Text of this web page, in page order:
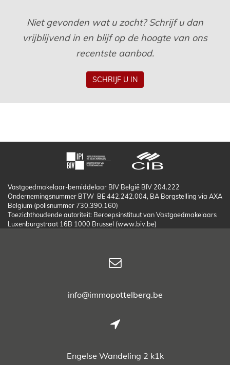
Niet gevonden wat u zocht? Schrijf u dan
vrijblijvend in en blijf op de hoogte van ons
recentste aanbod.
SCHRIJF U IN
Vastgoedmakelaar-bemiddelaar BIV België BIV 204.222
Ondernemingsnummer BTW BE 442.242.004, BA Borgstelling via AXA
Belgium (polisnummer 730.390.160)
Toezichthoudende autoriteit: Beroepsinstituut van Vastgoedmakelaars
Luxenburgstraat 16B 1000 Brussel (www.biv.be)
info@immopottelberg.be
Engelse Wandeling 2 k1k